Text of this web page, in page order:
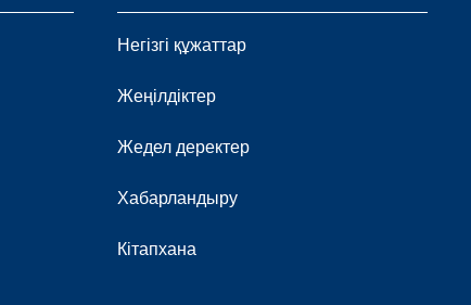
Негізгі құжаттар
Жеңілдіктер
Жедел деректер
Хабарландыру
Кітапхана